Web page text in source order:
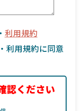
・ 利用規約
利用規約に同意
認ください